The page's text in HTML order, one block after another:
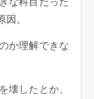
。
か理解できな
壊したとか、